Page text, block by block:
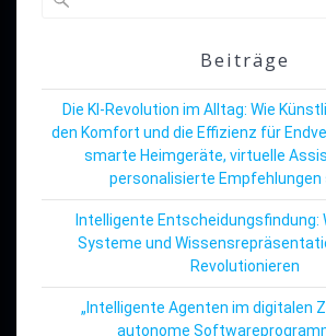
Beiträge
Die KI-Revolution im Alltag: Wie
den Komfort und die Effizienz für
smarte Heimgeräte, virtuelle
personalisierte
Intelligente Entscheidungsfindung:
Systeme und
Revolutionieren
„Intelligente Agenten im digitalen
autonome